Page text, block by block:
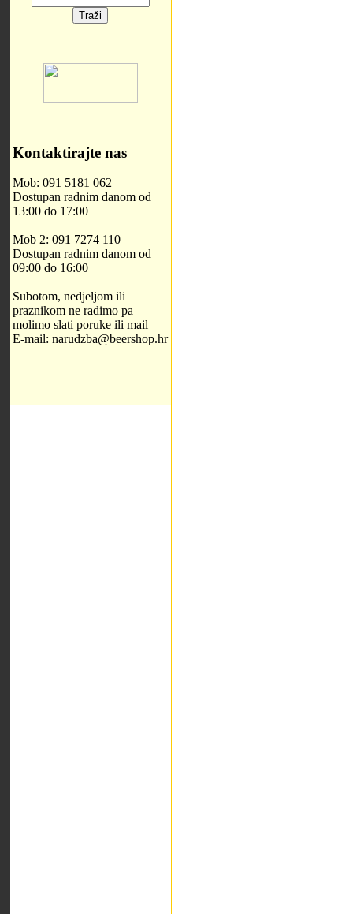
Kontaktirajte nas
Mob: 091 5181 062
Dostupan radnim danom od
13:00 do 17:00
Mob 2: 091 7274 110
Dostupan radnim danom od
09:00 do 16:00
Subotom, nedjeljom ili
praznikom ne radimo pa
molimo slati poruke ili mail
E-mail: narudzba@beershop.hr